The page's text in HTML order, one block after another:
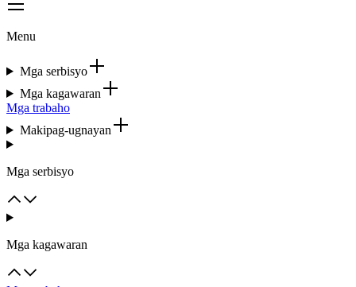
Menu
Mga serbisyo
Mga kagawaran
Mga trabaho
Makipag-ugnayan
Mga serbisyo
Mga kagawaran